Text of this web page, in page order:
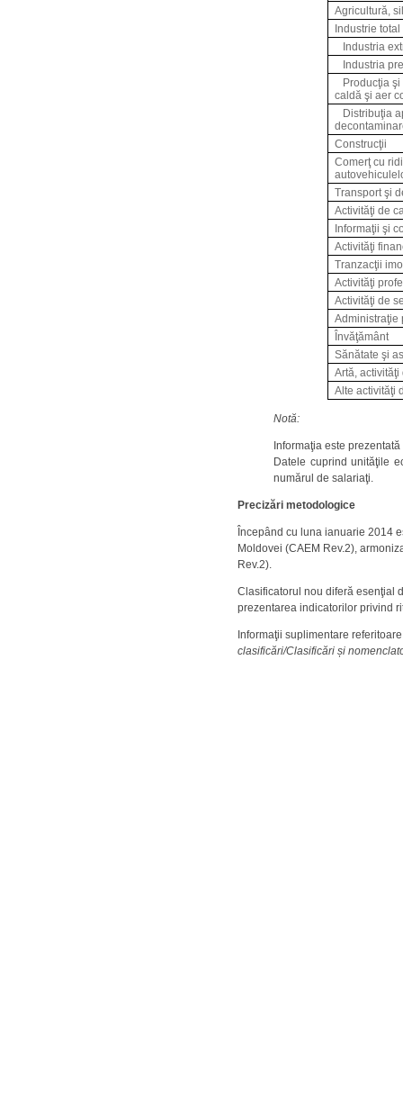
Agricultură,
Industrie total
Industria
Industria
Producţia
caldă şi aer
Distribuţia
Construcţii
Comerţ cu
Transport şi
Activităţi de
Informaţii şi
Activităţi
Tranzacţii
Activităţi
Activităţi de
Administraţie
Învăţământ
Sănătate şi
Artă,
Alte activităţi
Notă:
Informaţia este
Datele cuprind unităţile
numărul de salariaţi.
Precizări metodologice
Începând cu luna ianuarie 2014
Moldovei (CAEM Rev.2),
Rev.2).
Clasificatorul nou diferă esenţial
prezentarea indicatorilor privind
Informaţii suplimentare
clasificări/Clasificări și